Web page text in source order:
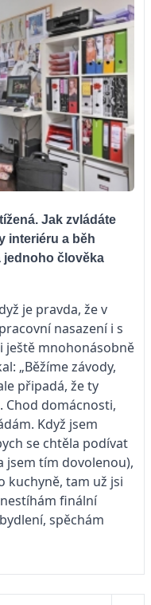
Jak zvládáte
interiéru a běh
jednoho člověka
je pravda, že v
nasazení i s
ještě mnohonásobně
„Běžíme závody,
připadá, že ty
Chod domácnosti,
Když jsem
se chtěla podívat
jsem tím dovolenou),
kuchyně, tam už jsi
finální
spěchám